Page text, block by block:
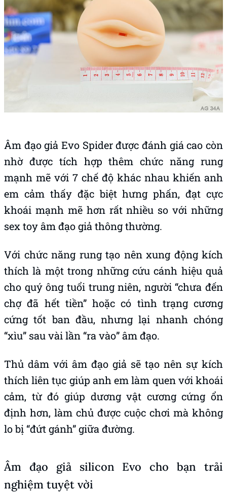
Âm đạo giả Evo Spider được đánh giá cao còn
nhờ được tích hợp thêm chức năng rung
mạnh mẽ với 7 chế độ khác nhau khiến anh
em cảm thấy đặc biệt hưng phấn, đạt cực
khoái mạnh mẽ hơn rất nhiều so với những
sex toy âm đạo giả thông thường.
Với chức năng rung tạo nên xung động kích
thích là một trong những cứu cánh hiệu quả
cho quý ông tuổi trung niên, người “chưa đến
chợ đã hết tiền” hoặc có tình trạng cương
cứng tốt ban đầu, nhưng lại nhanh chóng
“xìu” sau vài lần “ra vào” âm đạo.
Thủ dâm với âm đạo giả sẽ tạo nên sự kích
thích liên tục giúp anh em làm quen với khoái
cảm, từ đó giúp dương vật cương cứng ổn
định hơn, làm chủ được cuộc chơi mà không
lo bị “đứt gánh” giữa đường.
Âm đạo giả silicon Evo cho bạn trải
nghiệm tuyệt vời